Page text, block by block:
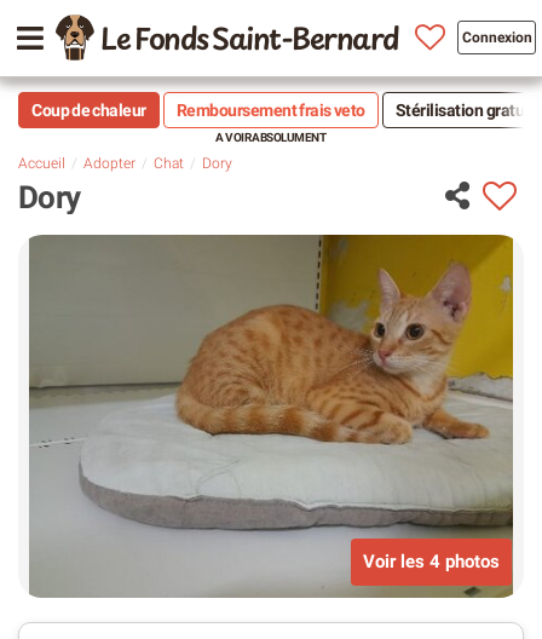
Le Fonds Saint-Bernard Connexion
Coup de chaleur Remboursement frais veto Stérilisation
Accueil Adopter Chat Dory
Dory
Voir les 4 photos